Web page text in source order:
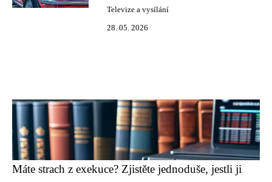
Televize a vysílání
28. 05. 2026
Máte strach z exekuce? Zjistěte jednoduše, jestli ji